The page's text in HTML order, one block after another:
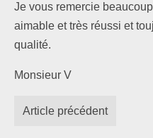
Lieux d’intervention
Je vous remercie
aimable et très réussi et
qualité.
Monsieur V
Article précédent